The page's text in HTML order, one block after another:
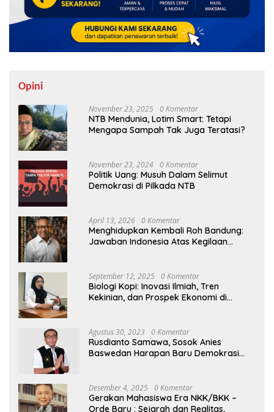
Opini
November 23, 2025 0 Komentar
NTB Mendunia, Lotim Smart: Tetapi
Mengapa Sampah Tak Juga Teratasi?
November 23, 2024 0 Komentar
Politik Uang: Musuh Dalam Selimut
Demokrasi di Pilkada NTB
April 13, 2026 0 Komentar
Menghidupkan Kembali Roh Bandung:
Jawaban Indonesia Atas Kegilaan
September 12, 2025 0 Komentar
Biologi Kopi: Inovasi Ilmiah, Tren
Kekinian, dan Prospek Ekonomi di
Agustus 30, 2023 0 Komentar
Rusdianto Samawa, Sosok Anies
Baswedan Harapan Baru Demokrasi
Desember 4, 2025 0 Komentar
Gerakan Mahasiswa Era NKK/BKK –
Orde Baru : Sejarah dan Realitas,